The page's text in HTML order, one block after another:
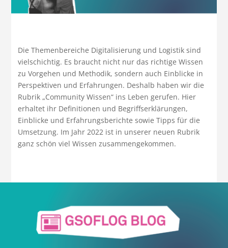
Die Themenbereiche Digitalisierung und Logistik sind
vielschichtig. Es braucht nicht nur das richtige Wissen
zu Vorgehen und Methodik, sondern auch Einblicke in
Perspektiven und Erfahrungen. Deshalb haben wir die
Rubrik „Community Wissen“ ins Leben gerufen. Hier
erhaltet ihr Definitionen und Begriffserklärungen,
Einblicke und Erfahrungsberichte sowie Tipps für die
Umsetzung. Im Jahr 2022 ist in unserer neuen Rubrik
ganz schön viel Wissen zusammengekommen.